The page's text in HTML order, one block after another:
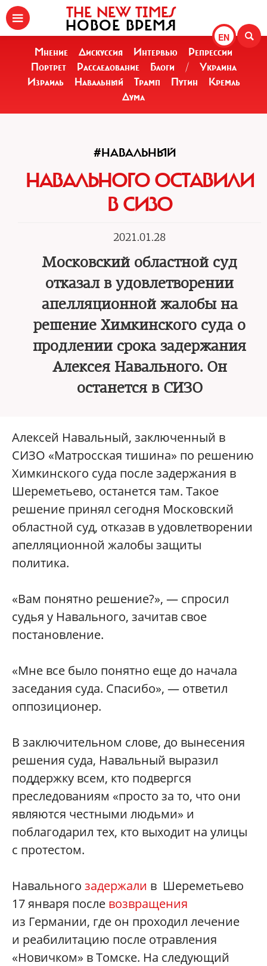
EN
THE NEW TIMES
НОВОЕ ВРЕМЯ
Мнение Дискуссия Интервью
Репрессии
Портрет
Расследование Блоги /
Украина
Израиль
Навальный Трамп Путин
Кремль
Дума
#НАВАЛЬНЫЙ
НАВАЛЬНОГО ОСТАВИЛИ
В СИЗО
2021.01.28
Московский областной суд
отказал в удовлетворении
апелляционной жалобы на
решение Химкинского суда о
продлении срока задержания
Алексея Навального. Он
останется в СИЗО
Алексей Навальный, заключенный в
СИЗО «Матросская тишина» по решению
Химкинского суда после задержания в
Шереметьево, останется там. Такое
решение принял сегодня Московский
областной суд, отказав в удовлетворении
апелляционной жалобы защиты
политика.
«Вам понятно решение?», — спросил
судья у Навального, зачитав свое
постановление.
«Мне все было понятно еще до начала
заседания суда. Спасибо», — ответил
оппозиционер.
В заключительном слове, до вынесения
решения суда, Навальный выразил
поддержку всем, кто подвергся
преследованиям «просто за то, что они
являются честными людьми» и
поблагодарил тех, кто выходит на улицы
с протестом.
Навального задержали в Шереметьево
17 января после возвращения
из Германии, где он проходил лечение
и реабилитацию после отравления
«Новичком» в Томске. На следующий